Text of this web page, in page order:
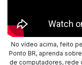
No vídeo acima, feito
Ponto BR, aprenda
de computadores, rede